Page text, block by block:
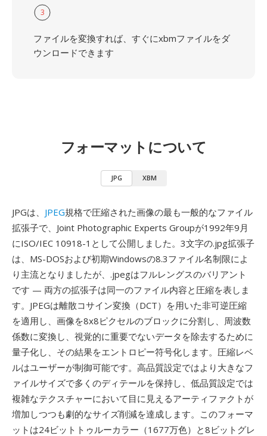
3
ファイルを変換すれば、すぐにxbmファイルをダ
ウンロードできます
フォーマットについて
JPG XBM
JPGは、 JPEG規格で圧縮された画像の最も一般的なファイル
拡張子で、Joint Photographic Experts Groupが1992年9月
にISO/IEC 10918-1として公開しました。3文字の.jpg拡張子
は、MS-DOSおよび初期Windowsの8.3ファイル名制限によ
り主流となりましたが、.jpegはフルレングスのバリアント
です — 両方の拡張子は同一のファイル内容と圧縮を表しま
す。JPEGは離散コサイン変換（DCT）を用いた非可逆圧縮
を適用し、画像を8x8ピクセルのブロックに分割し、周波数
係数に変換し、視覚的に重要でないデータを除去するために
量子化し、その結果をエントロピー符号化します。圧縮レベ
ルはユーザーが制御可能です。高品質設定ではより大きなフ
ァイルサイズで多くのディテールを保持し、低品質設定では
複雑なテクスチャーにおいて目に見えるアーティファクトが
増加しつつも劇的なサイズ削減を達成します。このフォーマ
ットは24ビットトゥルーカラー（1677万色）と8ビットグレ